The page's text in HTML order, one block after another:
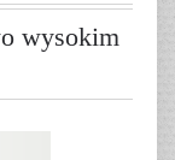
wysokim